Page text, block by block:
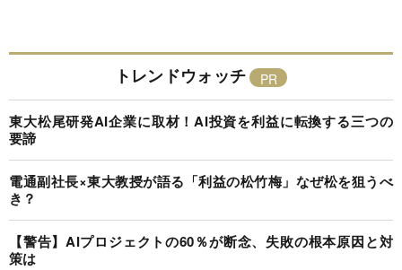
トレンドウォッチ
東大松尾研発AI企業に取材！AI投資を利益に転換する三つの
要諦
電通副社長×東大教授が語る「利益の松竹梅」なぜ松を狙うべ
き？
【警告】AIプロジェクトの60％が断念、失敗の根本原因と対
策は